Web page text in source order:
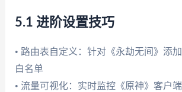
5.1 进阶设置技巧
• 路由表自定义：针对《永劫无间》添加
白名单
• 流量可视化：实时监控《原神》客户